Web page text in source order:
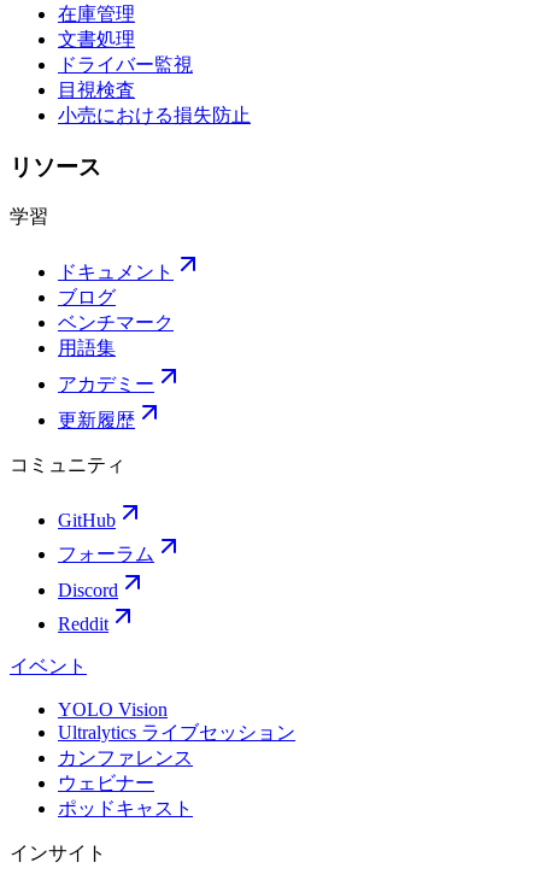
在庫管理
文書処理
ドライバー監視
目視検査
小売における損失防止
リソース
学習
ドキュメント
ブログ
ベンチマーク
用語集
アカデミー
更新履歴
コミュニティ
GitHub
フォーラム
Discord
Reddit
イベント
YOLO Vision
Ultralytics ライブセッション
カンファレンス
ウェビナー
ポッドキャスト
インサイト